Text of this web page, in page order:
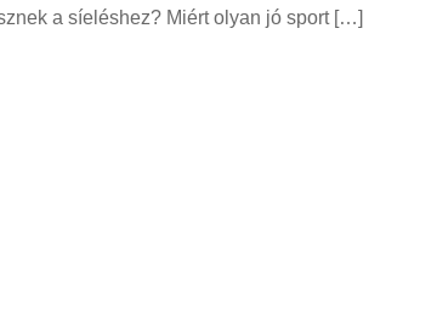
a síeléshez? Miért olyan jó sport […]